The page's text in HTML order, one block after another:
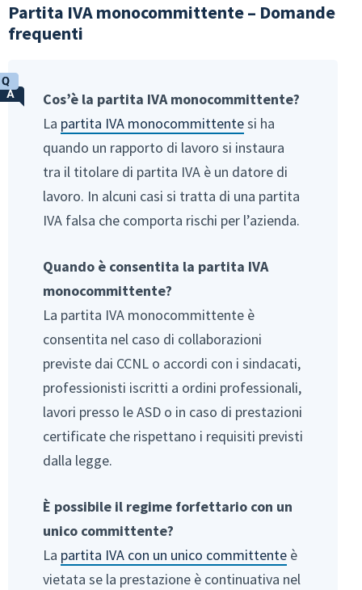
Partita IVA monocommittente – Domande
frequenti
Cos’è la partita IVA monocommittente?
La partita IVA monocommittentesi ha
quando un rapporto di lavoro si instaura
tra il titolare di partita IVA è un datore di
lavoro. In alcuni casi si tratta di una partita
IVA falsa che comporta rischi per l’azienda.
Quando è consentita la partita IVA
monocommittente?
La partita IVA monocommittente è
consentita nel caso di collaborazioni
previste dai CCNL o accordi con i sindacati,
professionisti iscritti a ordini professionali,
lavori presso le ASD o in caso di prestazioni
certificate che rispettano i requisiti previsti
dalla legge.
È possibile il regime forfettario con un
unico committente?
La partita IVA con un unico committente è
vietata se la prestazione è continuativa nel